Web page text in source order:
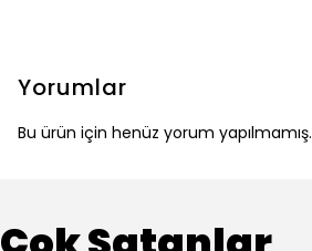
Yorumlar
Bu ürün için henüz yorum yapılmamış.